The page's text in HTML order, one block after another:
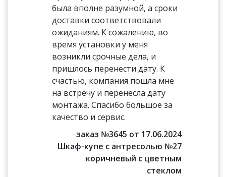
была вполне разумной, а сроки
доставки соответствовали
ожиданиям. К сожалению, во
время установки у меня
возникли срочные дела, и
пришлось перенести дату. К
счастью, компания пошла мне
на встречу и перенесла дату
монтажа. Спасибо большое за
качество и сервис.
заказ №3645 от 17.06.2024
Шкаф-купе с антресолью №27
коричневый с цветным
стеклом